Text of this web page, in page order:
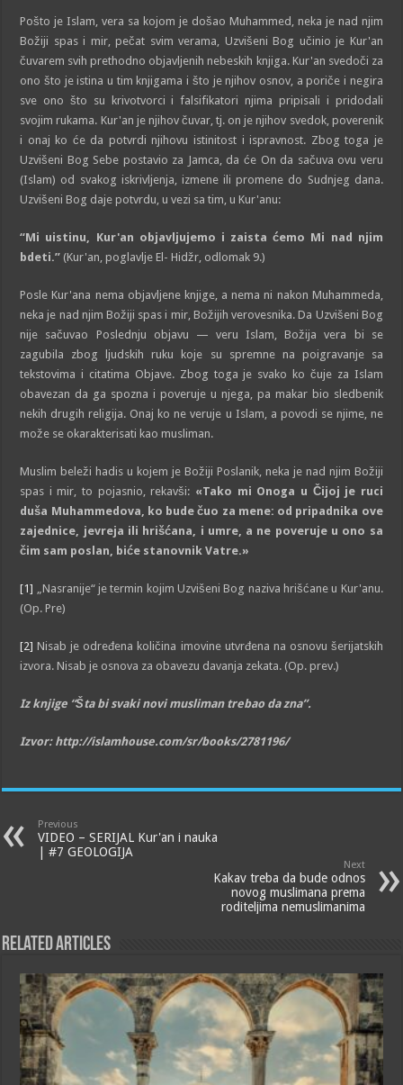
Pošto je Islam, vera sa kojom je došao Muhammed, neka je nad njim
Božiji spas i mir, pečat svim verama, Uzvišeni Bog učinio je Kur'an
čuvarem svih prethodno objavljenih nebeskih knjiga. Kur'an svedoči za
ono što je istina u tim knjigama i što je njihov osnov, a poriče i negira
sve ono što su krivotvorci i falsifikatori njima pripisali i pridodali
svojim rukama. Kur'an je njihov čuvar, tj. on je njihov svedok, poverenik
i onaj ko će da potvrdi njihovu istinitost i ispravnost. Zbog toga je
Uzvišeni Bog Sebe postavio za Jamca, da će On da sačuva ovu veru
(Islam) od svakog iskrivljenja, izmene ili promene do Sudnjeg dana.
Uzvišeni Bog daje potvrdu, u vezi sa tim, u Kur'anu:
“Mi uistinu, Kur'an objavljujemo i zaista ćemo Mi nad njim
bdeti.” (Kur'an, poglavlje El- Hidžr, odlomak 9.)
Posle Kur'ana nema objavljene knjige, a nema ni nakon Muhammeda,
neka je nad njim Božiji spas i mir, Božijih verovesnika. Da Uzvišeni Bog
nije sačuvao Poslednju objavu — veru Islam, Božija vera bi se
zagubila zbog ljudskih ruku koje su spremne na poigravanje sa
tekstovima i citatima Objave. Zbog toga je svako ko čuje za Islam
obavezan da ga spozna i poveruje u njega, pa makar bio sledbenik
nekih drugih religija. Onaj ko ne veruje u Islam, a povodi se njime, ne
može se okarakterisati kao musliman.
Muslim beleži hadis u kojem je Božiji Poslanik, neka je nad njim Božiji
spas i mir, to pojasnio, rekavši: «Tako mi Onoga u Čijoj je ruci
duša Muhammedova, ko bude čuo za mene: od pripadnika ove
zajednice, jevreja ili hrišćana, i umre, a ne poveruje u ono sa
čim sam poslan, biće stanovnik Vatre.»
[1] „Nasranije“ je termin kojim Uzvišeni Bog naziva hrišćane u Kur'anu.
(Op. Pre)
[2] Nisab je određena količina imovine utvrđena na osnovu šerijatskih
izvora. Nisab je osnova za obavezu davanja zekata. (Op. prev.)
Iz knjige “Šta bi svaki novi musliman trebao da zna”.
Izvor: http://islamhouse.com/sr/books/2781196/
Previous
VIDEO – SERIJAL Kur'an i nauka
| #7 GEOLOGIJA
Next
Kakav treba da bude odnos
novog muslimana prema
roditeljima nemuslimanima
Related Articles